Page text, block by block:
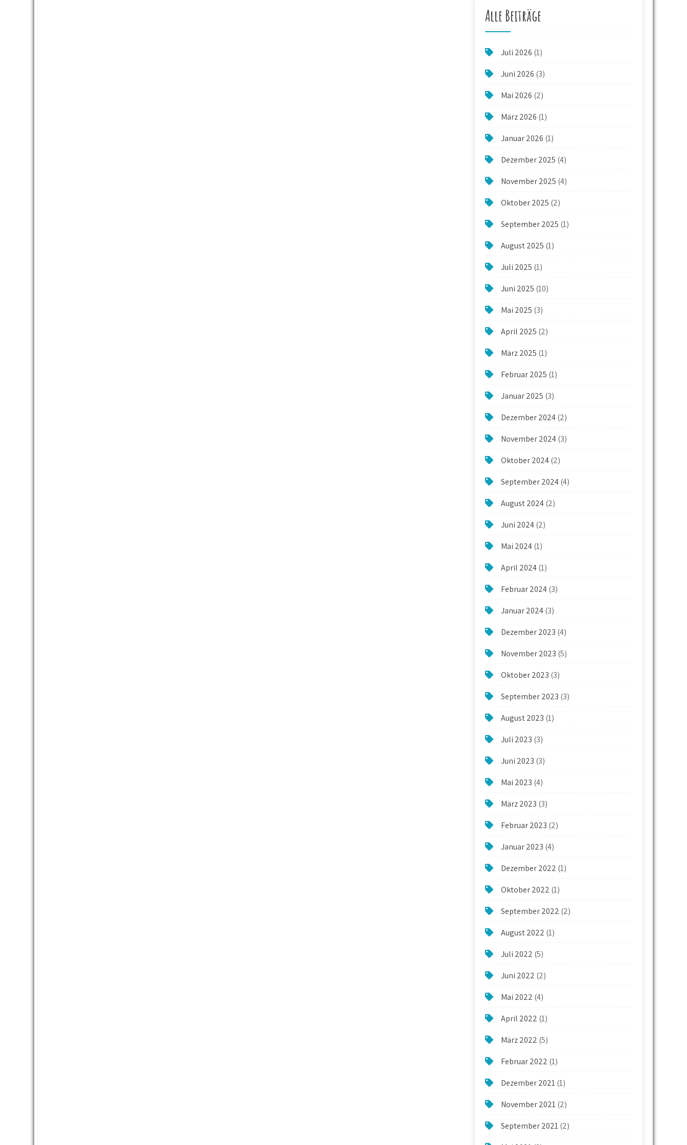
Alle Beiträge
Juli 2026 (1)
Juni 2026 (3)
Mai 2026 (2)
März 2026 (1)
Januar 2026 (1)
Dezember 2025 (4)
November 2025 (4)
Oktober 2025 (2)
September 2025 (1)
August 2025 (1)
Juli 2025 (1)
Juni 2025 (10)
Mai 2025 (3)
April 2025 (2)
März 2025 (1)
Februar 2025 (1)
Januar 2025 (3)
Dezember 2024(2)
November 2024(3)
Oktober 2024(2)
September 2024(4)
August 2024(2)
Juni 2024(2)
Mai 2024(1)
April 2024(1)
Februar 2024(3)
Januar 2024(3)
Dezember 2023 (4)
November 2023 (5)
Oktober 2023 (3)
September 2023 (3)
August 2023 (1)
Juli 2023 (3)
Juni 2023 (3)
Mai 2023 (4)
März 2023 (3)
Februar 2023 (2)
Januar 2023 (4)
Dezember 2022 (1)
Oktober 2022 (1)
September 2022 (2)
August 2022 (1)
Juli 2022 (5)
Juni 2022 (2)
Mai 2022 (4)
April 2022 (1)
März 2022 (5)
Februar 2022 (1)
Dezember 2021(1)
November 2021(2)
September 2021(2)